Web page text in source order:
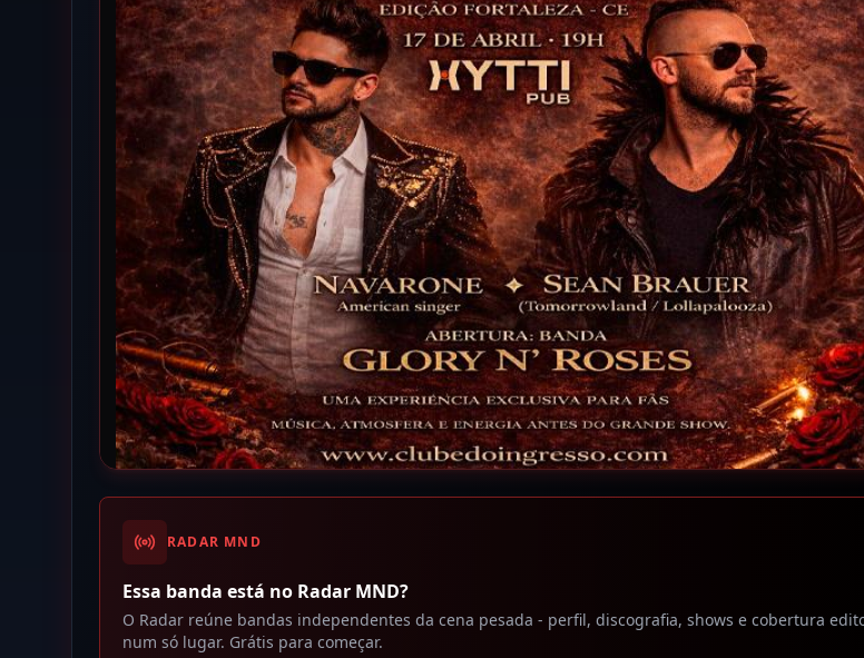
RADAR MND
Essa banda está no Radar MND?
O Radar reúne bandas independentes da cena pesada - perfil, discografia, shows e cobertura
num só lugar. Grátis para começar.